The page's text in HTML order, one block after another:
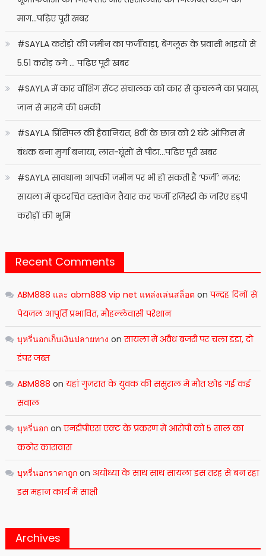
मांग…पढ़िए पूरी खबर
#SAYLA करोड़ों की जमीन का फर्जीवाड़ा, बेंगलूरु के प्रवासी भाइयों से
5.51 करोड़ ठगे … पढ़िए पूरी खबर
#SAYLA में कार वॉशिंग सेंटर संचालक को कार से कुचलने का प्रयास,
जान से मारने की धमकी
#SAYLA प्रिंसिपल की हैवानियत, 8वीं के छात्र को 2 घंटे ऑफिस में
बंधक बना मुर्गा बनाया, लात-घूंसों से पीटा…पढ़िए पूरी खबर
#SAYLA सावधान! आपकी जमीन पर भी हो सकती है ‘फर्जी’ नजर:
सायला में कूटरचित दस्तावेज तैयार कर फर्जी रजिस्ट्री के जरिए हड़पी
करोड़ों की भूमि
Recent Comments
ABM888 และ abm888 vip net แหล่งเล่นสล็อต onपन्द्रह दिनों से
पेयजल आपूर्ति प्रभावित, मौहल्लेवासी परेशान
บุหรี่นอกเก็บเงินปลายทาง onसायला में अवैध बजरी पर चला डंडा, दो
डंपर जब्त
ABM888 on यहां गुजरात के युवक की ससुराल में मौत छोड़ गई कई
सवाल
บุหรี่นอกon एनडीपीएस एक्ट के प्रकरण में आरोपी को 5 साल का
कठोर कारावास
บุหรี่นอกราคาถูกon अयोध्या के साथ साथ सायला इस तरह से बन रहा
इस महान कार्य में साक्षी
Archives